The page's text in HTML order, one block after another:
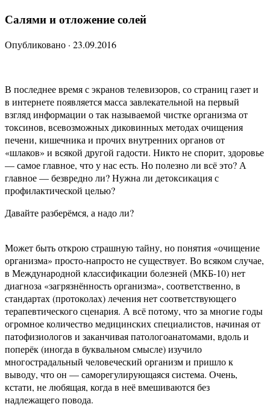
Салями и отложение солей
Опубликовано · 23.09.2016
В последнее время с экранов телевизоров, со страниц газет и
в интернете появляется масса завлекательной на первый
взгляд информации о так называемой чистке организма от
токсинов, всевозможных диковинных методах очищения
печени, кишечника и прочих внутренних органов от
«шлаков» и всякой другой гадости. Никто не спорит, здоровье
— самое главное, что у нас есть. Но полезно ли всё это? А
главное — безвредно ли? Нужна ли детоксикация с
профилактической целью?
Давайте разберёмся, а надо ли?
Может быть открою страшную тайну, но понятия «очищение
организма» просто-напросто не существует. Во всяком случае,
в Международной классификации болезней (МКБ-10) нет
диагноза «загрязнённость организма», соответственно, в
стандартах (протоколах) лечения нет соответствующего
терапевтического сценария. А всё потому, что за многие годы
огромное количество медицинских специалистов, начиная от
патофизиологов и заканчивая патологоанатомами, вдоль и
поперёк (иногда в буквальном смысле) изучило
многострадальный человеческий организм и пришло к
выводу, что он — саморегулирующаяся система. Очень,
кстати, не любящая, когда в неё вмешиваются без
надлежащего повода.